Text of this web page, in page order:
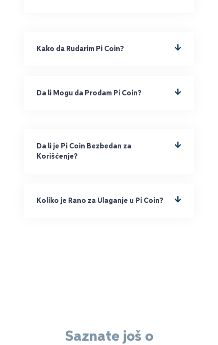
Kako da Rudarim Pi Coin?
Da li Mogu da Prodam Pi Coin?
Da li je Pi Coin Bezbedan za
Korišćenje?
Koliko je Rano za Ulaganje u Pi Coin?
Saznate još o